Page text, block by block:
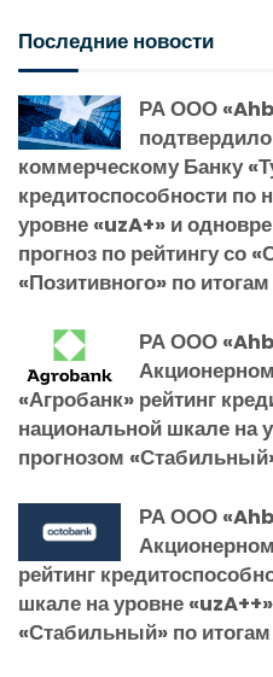
Последние новости
РА ООО
коммерческому Банку
кредитоспособности по
уровне «uzA+» и
прогноз по рейтингу со
«Позитивного» по
РА ООО
«Агробанк» рейтинг
национальной шкале на
прогнозом
РА ООО
рейтинг
шкале на уровне
«Стабильный» по